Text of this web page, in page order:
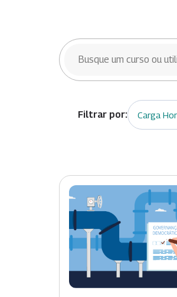
BUSCAR CURSOS
Carga